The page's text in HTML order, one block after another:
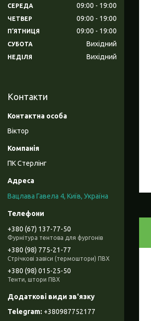
СЕРЕДА 09:00 19:00
ЧЕТВЕР 09:00 19:00
ПʼЯТНИЦЯ 09:00 19:00
СУБОТА Вихідний
НЕДІЛЯ Вихідний
Контакти
Віктор
ПК Стерлінг
Вацлава Гавела 4, Київ, Україна
+380 (67) 137-77-50
Фурнітура тентова для фургонів
+380 (98) 775-21-77
Стрічкові завіси (термоштори) ПВХ
+380 (98) 015-25-50
Тенти, штори ПВХ
+380987752177